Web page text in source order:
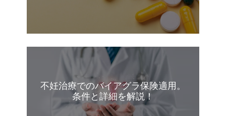
不妊治療でのバイアグラ保険適用。
条件と詳細を解説！